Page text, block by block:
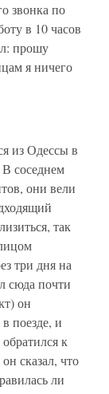
звонка по
в 10 часов
прошу
я ничего
из Одессы в
соседнем
они вели
так
три дня на
сюда почти
он
поезде, и
к
сказал, что
ли